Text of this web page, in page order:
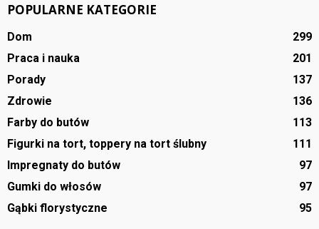
POPULARNE KATEGORIE
Dom
299
Praca i nauka
201
Porady
137
Zdrowie
136
Farby do butów
113
Figurki na tort, toppery na tort ślubny
111
Impregnaty do butów
97
Gumki do włosów
97
Gąbki florystyczne
95